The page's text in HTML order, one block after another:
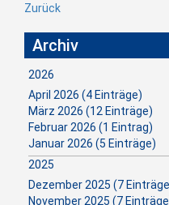
Zurück
Archiv
2026
April 2026 (4 Einträge)
März 2026 (12 Einträge)
Februar 2026 (1 Eintrag)
Januar 2026 (5 Einträge)
2025
Dezember 2025 (7
November 2025 (7